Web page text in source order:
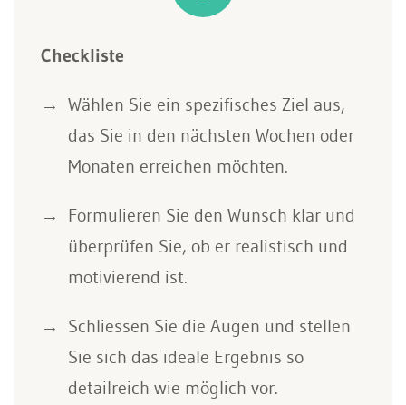
Checkliste
Wählen Sie ein spezifisches Ziel aus,
das Sie in den nächsten Wochen oder
Monaten erreichen möchten.
Formulieren Sie den Wunsch klar und
überprüfen Sie, ob er realistisch und
motivierend ist.
Schliessen Sie die Augen und stellen
Sie sich das ideale Ergebnis so
detailreich wie möglich vor.